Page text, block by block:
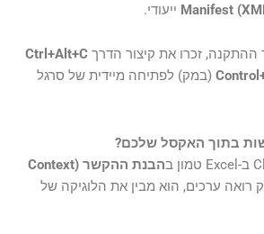
Manifest ייעודי.
ההתקנה, זכרו את קיצור הדרך Ctrl+Alt+C
(במק) לפתיחה מיידית של סרגל
הבנת ההקשר (Context
רואה ערכים, הוא מבין את הלוגיקה של